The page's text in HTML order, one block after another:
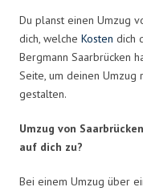
Du planst einen Umzug
dich, welche Kosten dich
Bergmann Saarbrücken
Seite, um deinen Umzug
gestalten.
Umzug von
auf dich zu?
Bei einem Umzug über